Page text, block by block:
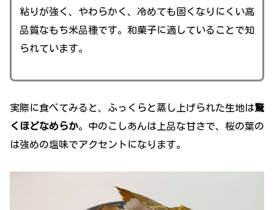
粘りが強く、やわらかく、冷めても固くなりにくい高
品質なもち米品種です。和菓子に適していることで知
られています。
実際に食べてみると、ふっくらと蒸し上げられた生地は驚
くほどなめらか。中のこしあんは上品な甘さで、桜の葉の
は強めの塩味でアクセントになります。